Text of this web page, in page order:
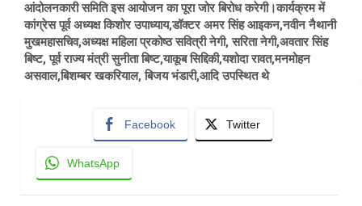
आंदोलनकारी समिति इस आयोजन का पूरा जोर बिरोध करेगी।कार्यक्रम में
कांग्रेस पूर्व अध्यक्ष किशोर उपाध्याय,डॉक्टर अमर सिंह आइकन,नवीन नैथानी
मुखमहासचिव,अध्यक्ष महिला प्रकोष्ठ सवित्री नेगी, सरिता नेगी,अवतार सिंह
बिष्ट, पूर्व राज्य मंत्री सुनीता बिष्ट,याकूब सिद्दिकी,यशोदा रावत,मनमोहन
असवाल,बिशम्बर खकरियाल, बिजय भंडारी,आदि उपस्थित थे
Facebook Twitter
WhatsApp